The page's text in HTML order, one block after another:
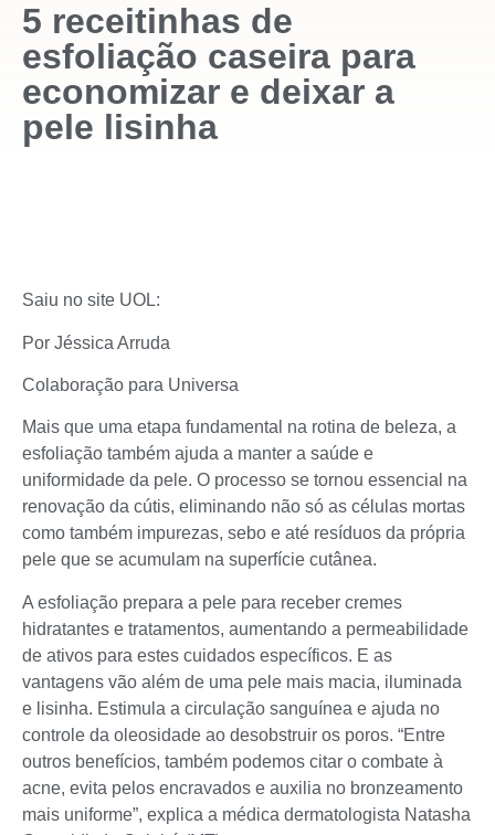
5 receitinhas de
esfoliação caseira para
economizar e deixar a
pele lisinha
Saiu no site UOL:
Por Jéssica Arruda
Colaboração para Universa
Mais que uma etapa fundamental na rotina de beleza, a
esfoliação também ajuda a manter a saúde e
uniformidade da pele. O processo se tornou essencial na
renovação da cútis, eliminando não só as células mortas
como também impurezas, sebo e até resíduos da própria
pele que se acumulam na superfície cutânea.
A esfoliação prepara a pele para receber cremes
hidratantes e tratamentos, aumentando a permeabilidade
de ativos para estes cuidados específicos. E as
vantagens vão além de uma pele mais macia, iluminada
e lisinha. Estimula a circulação sanguínea e ajuda no
controle da oleosidade ao desobstruir os poros. “Entre
outros benefícios, também podemos citar o combate à
acne, evita pelos encravados e auxilia no bronzeamento
mais uniforme”, explica a médica dermatologista Natasha